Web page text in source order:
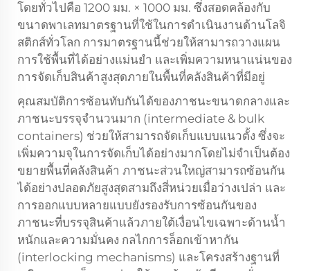
โดยทั่วไปคือ 1200 มม. × 1000 มม. ซึ่งสอดคล้องกับ
ขนาดพาเลทมาตรฐานที่ใช้ในการดำเนินงานด้านโลจิ
สติกส์ทั่วโลก การมาตรฐานนี้ช่วยให้สามารถวางแผน
การใช้พื้นที่ได้อย่างแม่นยำ และเพิ่มความหนาแน่นของ
การจัดเก็บสินค้าสูงสุดภายในพื้นที่คลังสินค้าที่มีอยู่
คุณสมบัติการซ้อนทับกันได้ของภาชนะขนาดกลางและ
ภาชนะบรรจุจำนวนมาก (intermediate & bulk
containers) ช่วยให้สามารถจัดเก็บแบบแนวตั้ง ซึ่งจะ
เพิ่มความจุในการจัดเก็บได้อย่างมากโดยไม่จำเป็นต้อง
ขยายพื้นที่คลังสินค้า ภาชนะส่วนใหญ่สามารถซ้อนกัน
ได้อย่างปลอดภัยสูงสุดสามถึงสี่หน่วยเมื่อว่างเปล่า และ
การออกแบบหลายแบบยังรองรับการซ้อนกันของ
ภาชนะที่บรรจุสินค้าแล้วภายใต้เงื่อนไขเฉพาะด้านน้ำ
หนักและความมั่นคง กลไกการล็อกเข้าหากัน
(interlocking mechanisms) และโครงสร้างฐานที่